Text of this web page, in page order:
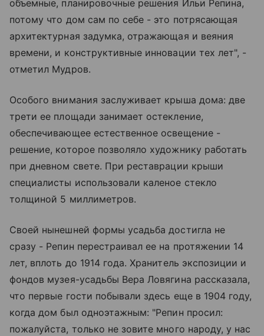
объемные, планировочные решения Ильи Репина,
потому что дом сам по себе - это потрясающая
архитектурная задумка, отражающая и веяния
времени, и конструктивные инновации тех лет", -
отметил Мудров.
Особого внимания заслуживает крыша дома: две
трети ее площади занимает остекление,
обеспечивающее естественное освещение -
решение, которое позволяло художнику работать
при дневном свете. При реставрации крыши
специалисты использовали каленое стекло
толщиной 5 миллиметров.
Своей нынешней формы усадьба достигла не
сразу - Репин перестраивал ее на протяжении 14
лет, вплоть до 1914 года. Хранитель экспозиции и
фондов музея-усадьбы Вера Ловягина рассказала,
что первые гости побывали здесь еще в 1904 году,
когда дом был одноэтажным: "Репин просил:
пожалуйста, только не зовите много народу, у нас